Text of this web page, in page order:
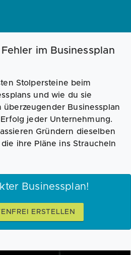
Businessplan Fördermittel
im Businessplan
Stolpersteine beim
und wie du sie
Businessplan
jeder Unternehmung.
Gründern dieselben
ihre Pläne ins Straucheln
Businessplan!
ERSTELLEN